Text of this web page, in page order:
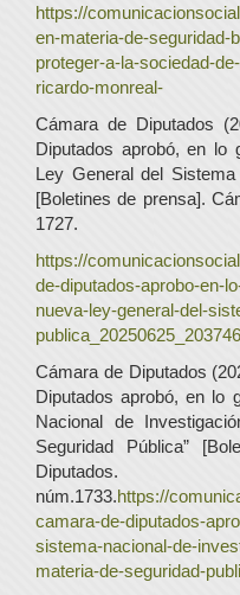
https://
en-materia-de-seguridad-
proteger-a-la-sociedad-
ricardo-monreal-
Cámara de Diputados
Diputados aprobó, en lo
Ley General del
[Boletines de prensa].
1727.
https://
de-diputados-aprobo-en-
nueva-ley-general-del-
publica_20250625_203746
Cámara de Diputados
Diputados aprobó, en lo
Nacional de
Seguridad Pública”
núm.1733.https://
camara-de-diputados-
sistema-nacional-de-
materia-de-seguridad-